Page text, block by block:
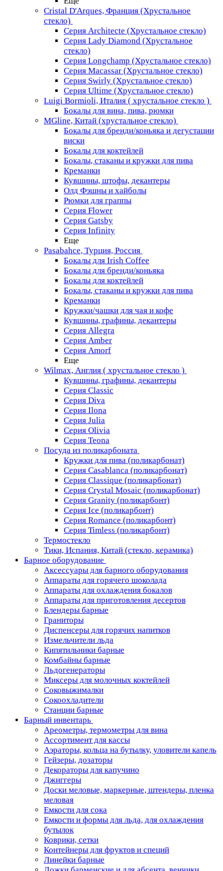
Cristal D'Arques, Франция (Хрустальное
стекло)
Серия Architecte (Хрустальное стекло)
Серия Lady Diamond (Хрустальное
стекло)
Серия Longchamp (Хрустальное стекло)
Серия Macassar (Хрустальное стекло)
Серия Swirly (Хрустальное стекло)
Серия Ultime (Хрустальное стекло)
Luigi Bormioli, Италия ( хрустальное стекло )
Бокалы для вина, пива, рюмки
MGline, Китай (хрустальное стекло)
Бокалы для бренди/коньяка и дегустации
виски
Бокалы для коктейлей
Бокалы, стаканы и кружки для пива
Креманки
Кувшины, штофы, декантеры
Олд Фэшны и хайболы
Рюмки для граппы
Серия Flower
Серия Gatsby
Серия Infinity
Еще
Pasabahce, Турция, Россия
Бокалы для Irish Coffee
Бокалы для бренди/коньяка
Бокалы для коктейлей
Бокалы, стаканы и кружки для пива
Креманки
Кружки/чашки для чая и кофе
Кувшины, графины, декантеры
Серия Allegra
Серия Amber
Серия Amorf
Еще
Wilmax, Англия ( хрустальное стекло )
Кувшины, графины, декантеры
Серия Classic
Серия Diva
Серия Ilona
Серия Julia
Серия Olivia
Серия Teona
Посуда из поликарбоната
Кружки для пива (поликарбонат)
Серия Casablanсa (поликарбонат)
Серия Classique (поликарбонат)
Серия Crystal Mosaic (поликарбонат)
Серия Granity (поликарбонт)
Серия Ice (поликарбонт)
Серия Romance (поликарбонт)
Серия Timless (поликарбонт)
Термостекло
Тики, Испания, Китай (стекло, керамика)
Барное оборудование
Аксессуары для барного оборудования
Аппараты для горячего шоколада
Аппараты для охлаждения бокалов
Аппараты для приготовления десертов
Блендеры барные
Граниторы
Диспенсеры для горячих напитков
Измельчители льда
Кипятильники барные
Комбайны барные
Льдогенераторы
Миксеры для молочных коктейлей
Соковыжималки
Сокоохладители
Станции барные
Барный инвентарь
Ареометры, термометры для вина
Ассортимент для кассы
Аэраторы, кольца на бутылку, уловители капель
Гейзеры, дозаторы
Декораторы для капучино
Джиггеры
Доски меловые, маркерные, штендеры, пленка
меловая
Емкости для сока
Емкости и формы для льда, для охлаждения
бутылок
Коврики, сетки
Контейнеры для фруктов и специй
Линейки барные